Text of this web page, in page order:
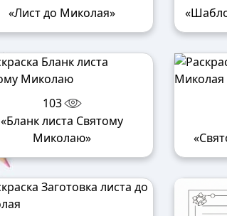
«Лист до Миколая»
103
«Бланк листа Святому
Миколаю»